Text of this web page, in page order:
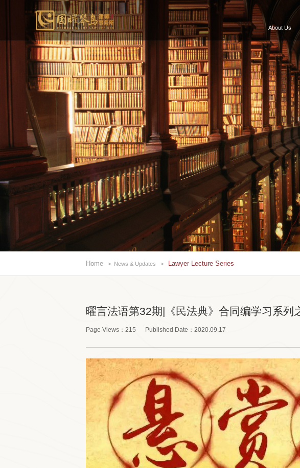
About Us
Home > News & Updates > Lawyer Lecture Series
曜言法语第32期|《民法典》合同编学习系列
Page Views： 215 Published Date： 2020.09.17